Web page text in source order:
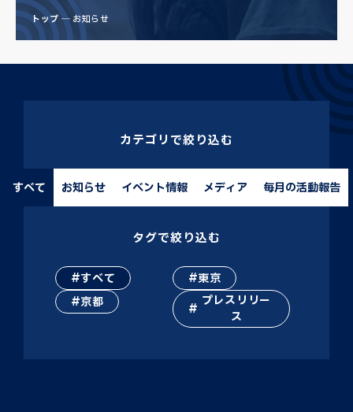
トップ お知らせ
カテゴリで絞り込む
すべて お知らせ イベント情報 メディア 毎月の活動報告
タグで絞り込む
すべて
東京
京都
プレスリリー
ス